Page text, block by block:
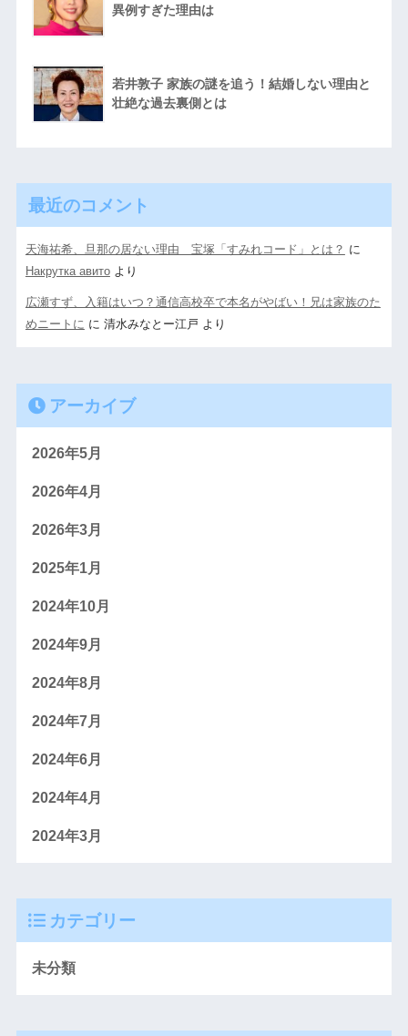
異例すぎた理由は
若井敦子 家族の謎を追う！結婚しない理由と
壮絶な過去裏側とは
最近のコメント
天海祐希、旦那の居ない理由 宝塚「すみれコード」とは？ に
Накрутка авитоより
広瀬すず、入籍はいつ？通信高校卒で本名がやばい！兄は家族のた
めニートに に 清水みなとー江戸 より
アーカイブ
2026年5月
2026年4月
2026年3月
2025年1月
2024年10月
2024年9月
2024年8月
2024年7月
2024年6月
2024年4月
2024年3月
カテゴリー
未分類